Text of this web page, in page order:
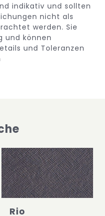
indikativ und sollten
nicht als
werden. Sie
und können
und Toleranzen
Rio